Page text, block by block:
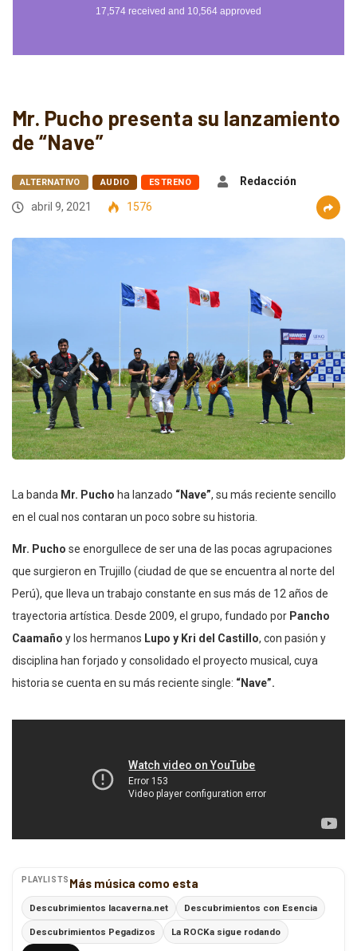
Mr. Pucho presenta su lanzamiento
de “Nave”
ALTERNATIVO AUDIO ESTRENO
Redacción
abril 9, 2021
1576
La banda Mr. Pucho ha lanzado “Nave”, su más reciente sencillo
en el cual nos contaran un poco sobre su historia.
Mr. Pucho se enorgullece de ser una de las pocas agrupaciones
que surgieron en Trujillo (ciudad de que se encuentra al norte del
Perú), que lleva un trabajo constante en sus más de 12 años de
trayectoria artística. Desde 2009, el grupo, fundado por Pancho
Caamaño y los hermanos Lupo y Kri del Castillo, con pasión y
disciplina han forjado y consolidado el proyecto musical, cuya
historia se cuenta en su más reciente single: “Nave”.
PLAYLISTS Más música como esta
Descubrimientos lacaverna.net Descubrimientos con Esencia
Descubrimientos Pegadizos La ROCKa sigue rodando